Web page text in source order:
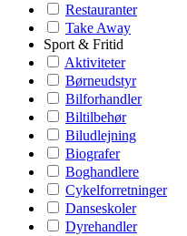
Restauranter
Take Away
Sport & Fritid
Aktiviteter
Børneudstyr
Bilforhandler
Biltilbehør
Biludlejning
Biografer
Boghandlere
Cykelforretninger
Danseskoler
Dyrehandler